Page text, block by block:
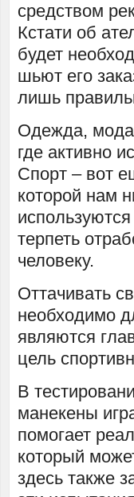
средством
Кстати об
будет
шьют его
лишь
Одежда,
где активно
Спорт – вот
которой нам
используются
терпеть
человеку.
Оттачивать
необходимо
являются
цель
В
манекены
помогает
который
здесь также